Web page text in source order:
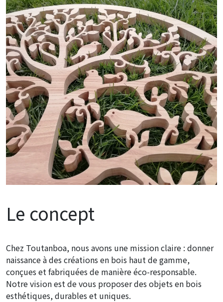
Le concept
Chez Toutanboa, nous avons une mission claire : donner
naissance à des créations en bois haut de gamme,
conçues et fabriquées de manière éco-responsable.
Notre vision est de vous proposer des objets en bois
esthétiques, durables et uniques.